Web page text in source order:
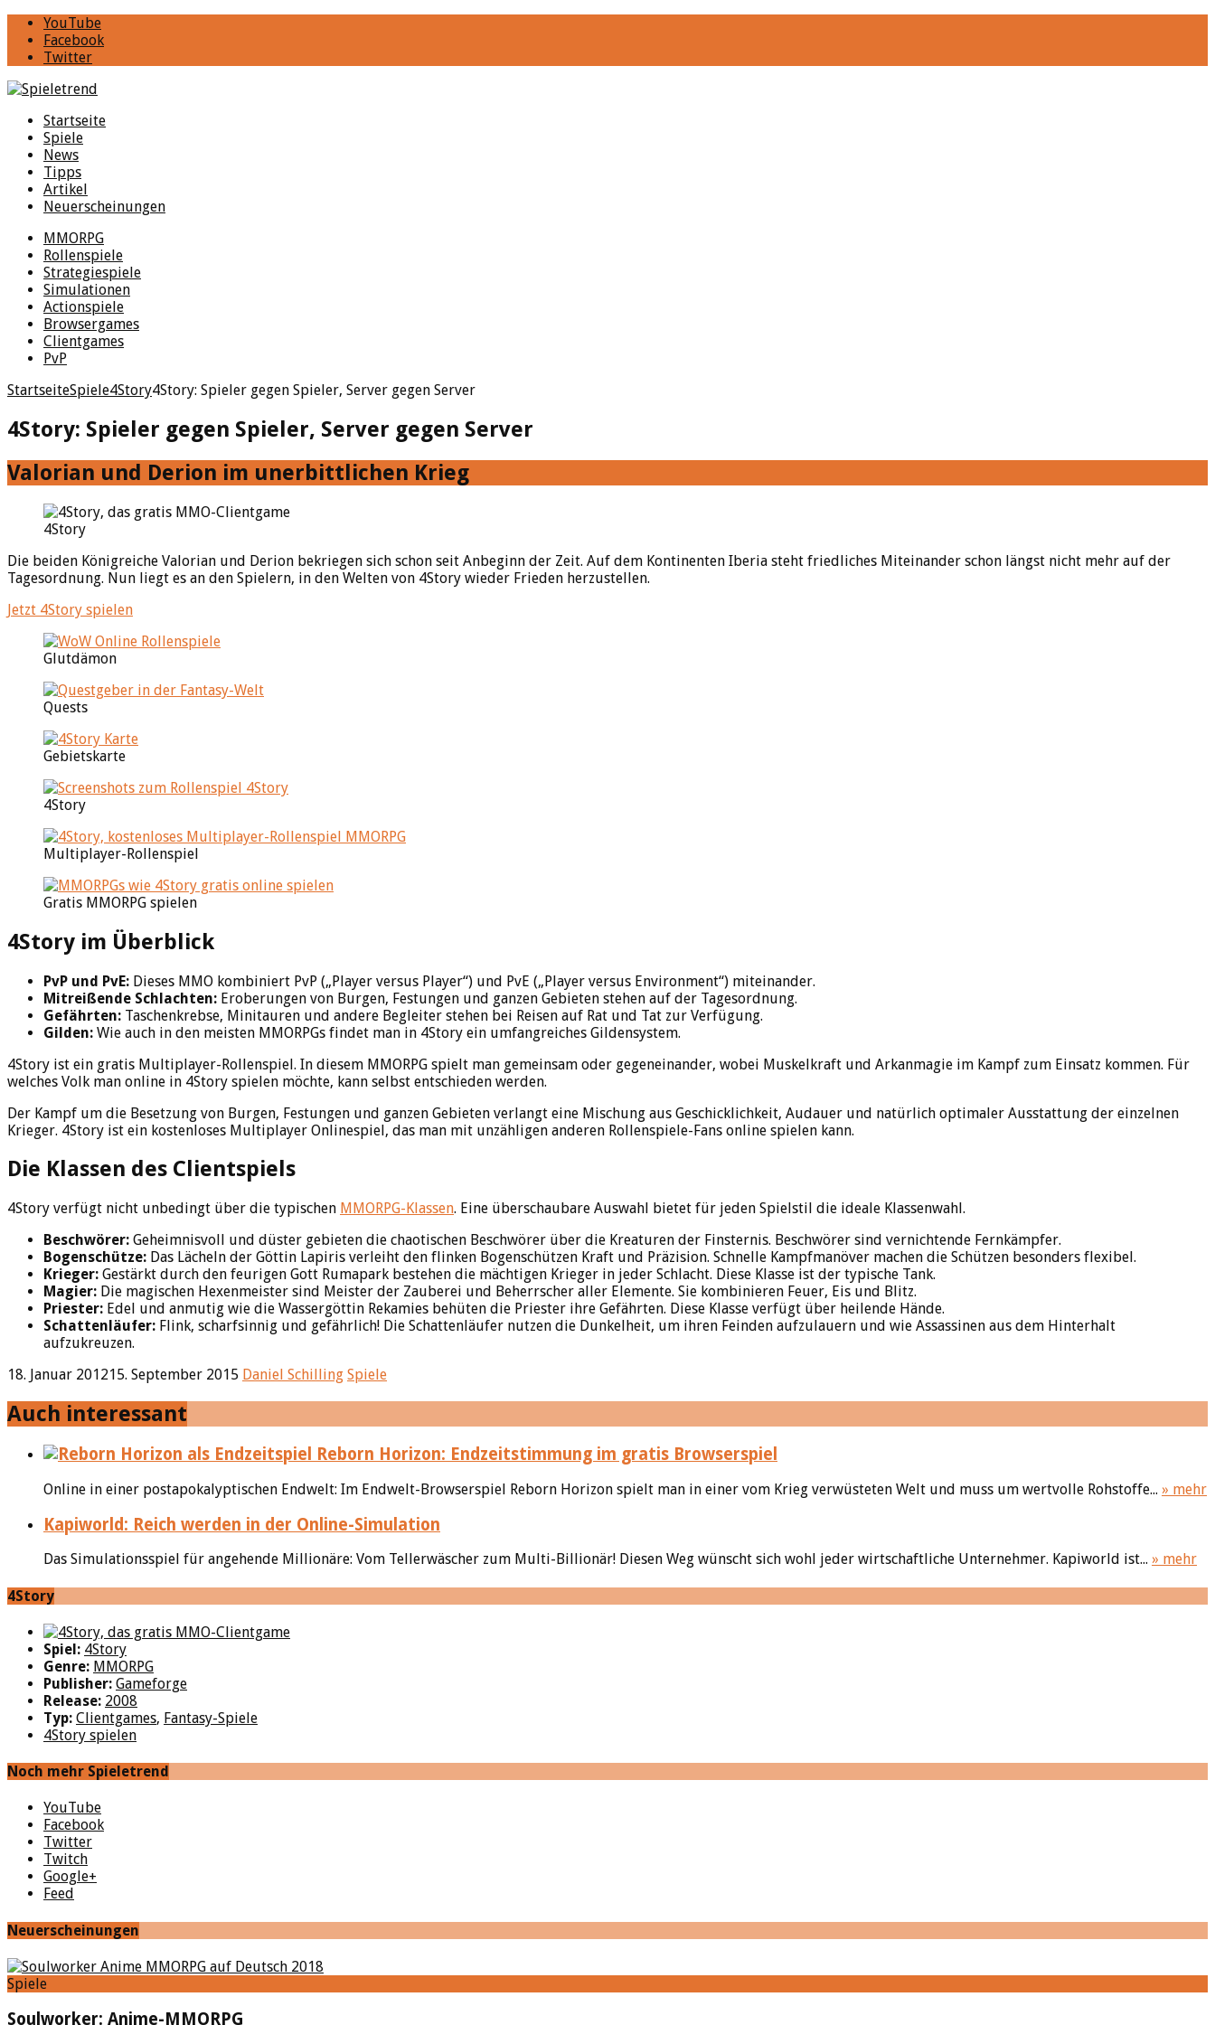
YouTube
Facebook
Twitter
Startseite
Spiele
News
Tipps
Artikel
Neuerscheinungen
MMORPG
Rollenspiele
Strategiespiele
Simulationen
Actionspiele
Browsergames
Clientgames
PvP
StartseiteSpiele4Story4Story: Spieler gegen Spieler, Server gegen Server
4Story: Spieler gegen Spieler, Server gegen Server
Valorian und Derion im unerbittlichen Krieg
4Story
Die beiden Königreiche Valorian und Derion bekriegen sich schon seit Anbeginn der Zeit. Auf dem Kontinenten Iberia steht friedliches Miteinander schon längst nicht mehr auf der
Tagesordnung. Nun liegt es an den Spielern, in den Welten von 4Story wieder Frieden herzustellen.
Jetzt 4Story spielen
Glutdämon
Quests
Gebietskarte
4Story
Multiplayer-Rollenspiel
Gratis MMORPG spielen
4Story im Überblick
PvP und PvE: Dieses MMO kombiniert PvP („Player versus Player“) und PvE („Player versus Environment“) miteinander.
Mitreißende Schlachten: Eroberungen von Burgen, Festungen und ganzen Gebieten stehen auf der Tagesordnung.
Gefährten: Taschenkrebse, Minitauren und andere Begleiter stehen bei Reisen auf Rat und Tat zur Verfügung.
Gilden: Wie auch in den meisten MMORPGs findet man in 4Story ein umfangreiches Gildensystem.
4Story ist ein gratis Multiplayer-Rollenspiel. In diesem MMORPG spielt man gemeinsam oder gegeneinander, wobei Muskelkraft und Arkanmagie im Kampf zum Einsatz kommen. Für
welches Volk man online in 4Story spielen möchte, kann selbst entschieden werden.
Der Kampf um die Besetzung von Burgen, Festungen und ganzen Gebieten verlangt eine Mischung aus Geschicklichkeit, Audauer und natürlich optimaler Ausstattung der einzelnen
Krieger. 4Story ist ein kostenloses Multiplayer Onlinespiel, das man mit unzähligen anderen Rollenspiele-Fans online spielen kann.
Die Klassen des Clientspiels
4Story verfügt nicht unbedingt über die typischen MMORPG-Klassen. Eine überschaubare Auswahl bietet für jeden Spielstil die ideale Klassenwahl.
Beschwörer: Geheimnisvoll und düster gebieten die chaotischen Beschwörer über die Kreaturen der Finsternis. Beschwörer sind vernichtende Fernkämpfer.
Bogenschütze: Das Lächeln der Göttin Lapiris verleiht den flinken Bogenschützen Kraft und Präzision. Schnelle Kampfmanöver machen die Schützen besonders flexibel.
Krieger: Gestärkt durch den feurigen Gott Rumapark bestehen die mächtigen Krieger in jeder Schlacht. Diese Klasse ist der typische Tank.
Magier: Die magischen Hexenmeister sind Meister der Zauberei und Beherrscher aller Elemente. Sie kombinieren Feuer, Eis und Blitz.
Priester: Edel und anmutig wie die Wassergöttin Rekamies behüten die Priester ihre Gefährten. Diese Klasse verfügt über heilende Hände.
Schattenläufer: Flink, scharfsinnig und gefährlich! Die Schattenläufer nutzen die Dunkelheit, um ihren Feinden aufzulauern und wie Assassinen aus dem Hinterhalt
aufzukreuzen.
18. Januar 201215. September 2015 Daniel Schilling Spiele
Auch interessant
Reborn Horizon: Endzeitstimmung im gratis Browserspiel
Online in einer postapokalyptischen Endwelt: Im Endwelt-Browserspiel Reborn Horizon spielt man in einer vom Krieg verwüsteten Welt und muss um wertvolle Rohstoffe... » mehr
Kapiworld: Reich werden in der Online-Simulation
Das Simulationsspiel für angehende Millionäre: Vom Tellerwäscher zum Multi-Billionär! Diesen Weg wünscht sich wohl jeder wirtschaftliche Unternehmer. Kapiworld ist... » mehr
4Story
Spiel: 4Story
Genre: MMORPG
Publisher: Gameforge
Release: 2008
Typ: Clientgames, Fantasy-Spiele
4Story spielen
Noch mehr Spieletrend
YouTube
Facebook
Twitter
Twitch
Google+
Feed
Neuerscheinungen
Spiele
Soulworker: Anime-MMORPG